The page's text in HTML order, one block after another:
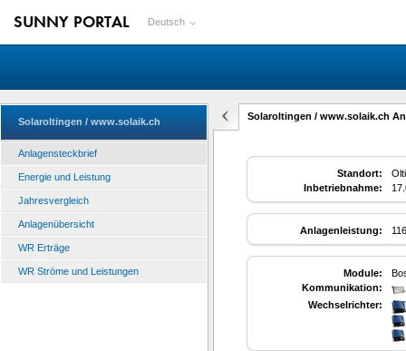
SUNNY PORTAL Deutsch
Solaroltingen / www.solaik.ch
Anlagensteckbrief
Energie und Leistung
Jahresvergleich
Anlagenübersicht
WR Erträge
WR Ströme und Leistungen
Solaroltingen / www.solaik.ch
Standort:
Inbetriebnahme:
Anlagenleistung:
Module:
Kommunikation:
Wechselrichter: